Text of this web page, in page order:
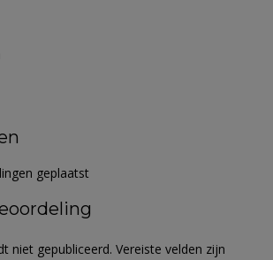
geplaatst
niet gepubliceerd. Vereiste velden zijn